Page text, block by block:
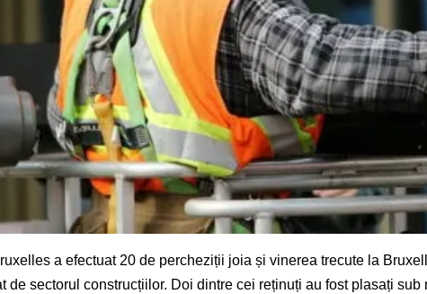
a efectuat 20 de percheziții joia și vinerea trecute la
sectorul construcțiilor. Doi dintre cei reținuți au fost plasați